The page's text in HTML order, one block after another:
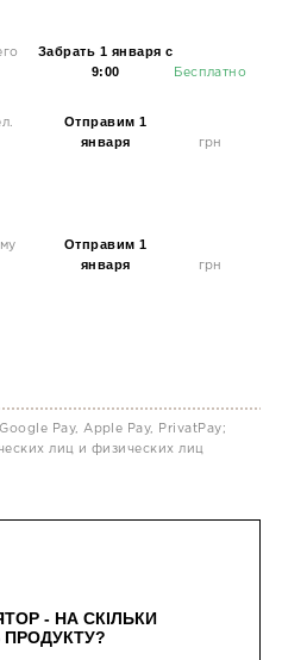
Забрать 1 января с
9:00
Бесплатно
Отправим 1
января
грн
Отправим 1
января
грн
Pay, Apple Pay, PrivatPay;
лиц и физических лиц
- НА СКІЛЬКИ